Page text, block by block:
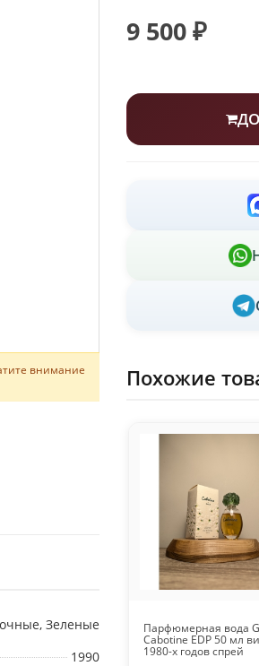
внимание
Зеленые
1990
9 500 ₽
Похожие
Парфюмерная вода
Cabotine EDP 50 мл
1980-х годов спрей